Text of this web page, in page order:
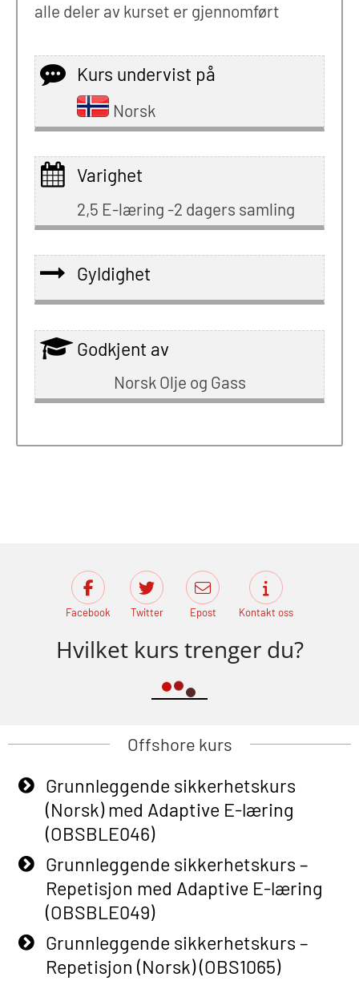
alle deler av kurset er gjennomført
Kurs undervist på
Norsk
Varighet
2,5 E-læring -2 dagers samling
Gyldighet
Godkjent av
Norsk Olje og Gass
Facebook Twitter Epost Kontakt oss
Hvilket kurs trenger du?
Offshore kurs
Grunnleggende sikkerhetskurs
(Norsk) med Adaptive E-læring
(OBSBLE046)
Grunnleggende sikkerhetskurs –
Repetisjon med Adaptive E-læring
(OBSBLE049)
Grunnleggende sikkerhetskurs –
Repetisjon (Norsk) (OBS1065)